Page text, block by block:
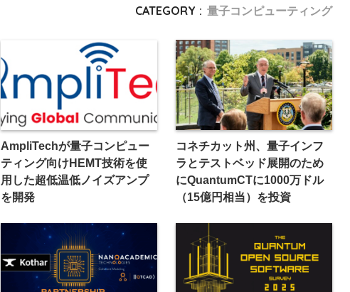
CATEGORY : 量子コンピューティング
AmpliTechが量子コンピュー
ティング向けHEMT技術を使
用した超低温低ノイズアンプ
を開発
コネチカット州、量子インフ
ラとテストベッド展開のため
にQuantumCTに1000万ドル
（15億円相当）を投資